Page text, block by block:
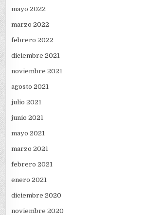
mayo 2022
marzo 2022
febrero 2022
diciembre 2021
noviembre 2021
agosto 2021
julio 2021
junio 2021
mayo 2021
marzo 2021
febrero 2021
enero 2021
diciembre 2020
noviembre 2020